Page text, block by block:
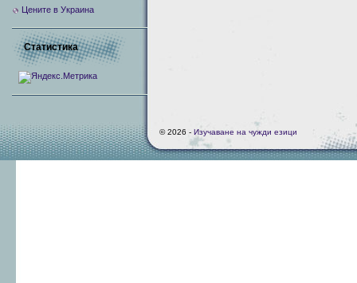
Цените в Украина
Статистика
© 2026 - Изучаване на чужди езици